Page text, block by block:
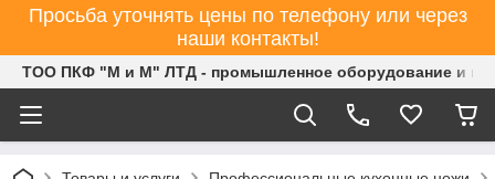
Просьба уточнять цены по телефону или через
наши контакты!
ТОО ПКФ "М и М" ЛТД - промышленное оборудование и